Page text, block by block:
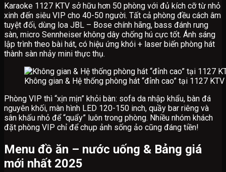
Karaoke 1127 KTV sở hữu hơn 50 phòng với đủ kích cỡ từ nhỏ
xinh đến siêu VIP cho 40-50 người. Tất cả phòng đều cách âm
tuyệt đối, dùng loa JBL – Bose chính hãng, bass đánh rung
sàn, micro Sennheiser không dây chống hú cực tốt. Ánh sáng
lập trình theo bài hát, có hiệu ứng khói + laser biến phòng hát
thành sàn nhảy mini thực thụ.
Không gian & Hệ thống phòng hát “đỉnh cao” tại 1127 KTV
Phòng VIP thì “xịn mịn” khỏi bàn: sofa da nhập khẩu, bàn đá
nguyên khối, màn hình LED 120-150 inch, quầy bar riêng và
sân khấu nhỏ để “quẩy” luôn trong phòng. Nhiều nhóm khách
đặt phòng VIP chỉ để chụp ảnh sống ảo cũng đáng tiền!
Menu đồ ăn – nước uống & Bảng giá
mới nhất 2025